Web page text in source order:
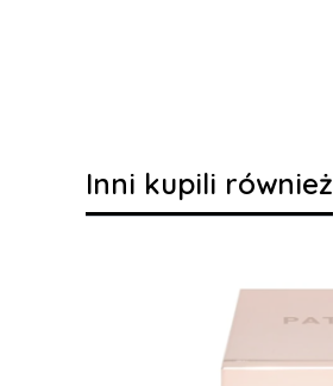
Inni kupili również